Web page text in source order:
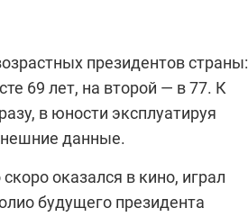
президентов страны:
69 лет, на второй — в 77. К
в юности эксплуатируя
данные.
оказался в кино, играл
будущего президента